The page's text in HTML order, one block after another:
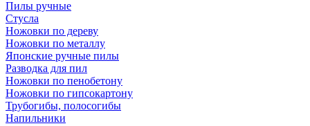
Пилы ручные
Стусла
Ножовки по дереву
Ножовки по металлу
Японские ручные пилы
Разводка для пил
Ножовки по пенобетону
Ножовки по гипсокартону
Трубогибы, полосогибы
Напильники